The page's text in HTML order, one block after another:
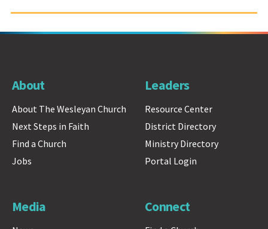
About
About The Wesleyan Church
Next Steps in Faith
Find a Church
Jobs
Leaders
Resource Center
District Directory
Ministry Directory
Portal Login
Media Connect